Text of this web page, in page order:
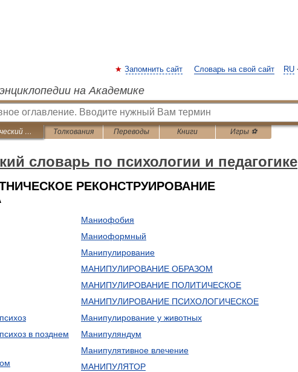
RU
Запомнить сайт Словарь на свой сайт
на Академике
Энциклопедический словарь по психологии и педагогике Толкования Переводы Книги Игры ⚽
словарь по психологии и педагогике
РЕКОНСТРУИРОВАНИЕ
в позднем
Маниофобия
Маниоформный
Манипулирование
МАНИПУЛИРОВАНИЕ ОБРАЗОМ
МАНИПУЛИРОВАНИЕ ПОЛИТИЧЕСКОЕ
МАНИПУЛИРОВАНИЕ ПСИХОЛОГИЧЕСКОЕ
Манипулирование у животных
Манипуляндум
Манипулятивное влечение
МАНИПУЛЯТОР